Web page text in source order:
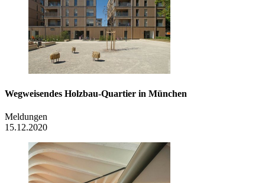
Wegweisendes Holzbau-Quartier in München
Meldungen
15.12.2020